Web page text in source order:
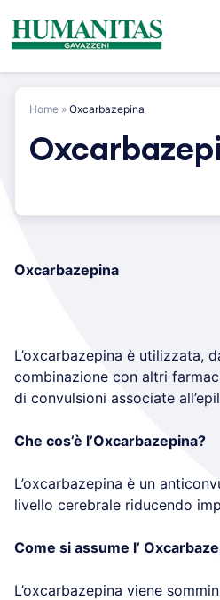
content
Home » Oxcarbazepina
Oxcarbazepina
L’oxcarbazepina è utilizzata,
combinazione con altri
di convulsioni associate
Che cos’è l’Oxcarbazepina?
L’oxcarbazepina è un
livello cerebrale riducendo
Come si assume l’
L’oxcarbazepina viene